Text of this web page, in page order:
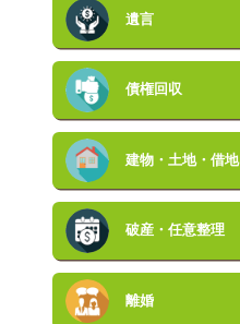
遺言
債権回収
建物・土地・借地
破産・任意整理
離婚